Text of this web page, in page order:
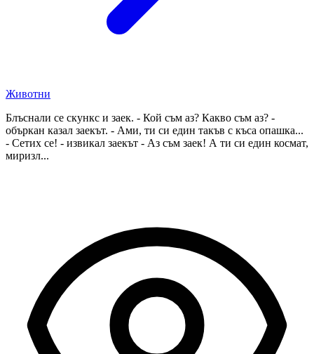
Животни
Блъснали се скункс и заек. - Кой съм аз? Какво съм аз? -
объркан казал заекът. - Ами, ти си един такъв с къса опашка...
- Сетих се! - извикал заекът - Аз съм заек! А ти си един космат,
миризл...